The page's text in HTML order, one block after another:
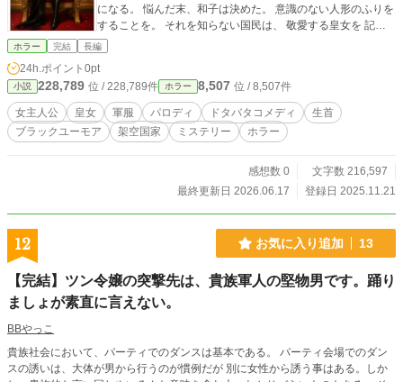
になる。 悩んだ末、和子は決めた。 意識のない人形のふりを
することを。 それを知らない国民は、 敬愛する皇女を 記念
館で展示することを決定。 無表情で、首を抱え、 豪華な玉座
ふふ！ やめて！ お腹痛い……！」 悪意ゼロの観覧者たち
が、 次々と皇女を笑わせに来るのだ。 度々訪れる腹筋崩壊の
危機！ 「笑ってはいけない皇女」 vs 「無自覚な笑いの刺
客」 和風ギャグコメディ、開幕。
ホラー 完結 長編
24h.ポイント 0pt
小説 228,789 位 / 228,789件 ホラー 8,507 位 / 8,507件
女主人公 皇女 軍服 パロディ ドタバタコメディ
生首
ブラックユーモア
架空国家 ミステリー ホラー
感想数 0
文字数 216,597
最終更新日 2026.06.17
登録日 2025.11.21
12 お気に入り追加 13
【完結】ツン令嬢の突撃先は、貴族軍人の堅物男です。踊り
ましょが素直に言えない。
BBやっこ
貴族社会において、パーティでのダンスは基本である。 パーティ会場でのダン
スの誘いは、大体が男から行うのが慣例だが 別に女性から誘う事はある。しか